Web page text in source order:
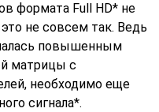
формата Full HD* не
не совсем так. Ведь
повышенным
матрицы с
необходимо еще
сигнала*.